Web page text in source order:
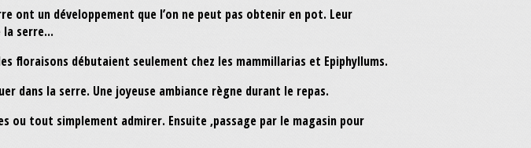
ont un développement que l’on ne peut pas obtenir en pot. Leur
serre...
floraisons débutaient seulement chez les mammillarias et Epiphyllums.
dans la serre. Une joyeuse ambiance règne durant le repas.
ou tout simplement admirer. Ensuite ,passage par le magasin pour